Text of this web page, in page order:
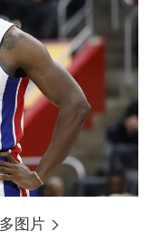
图片